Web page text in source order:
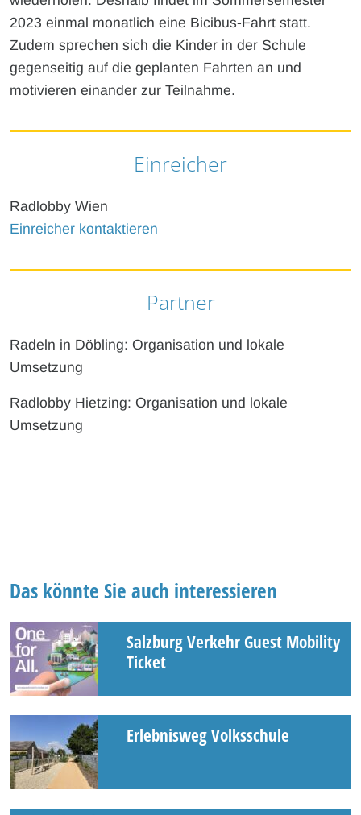
2023 einmal monatlich eine Bicibus-Fahrt statt.
Zudem sprechen sich die Kinder in der Schule
gegenseitig auf die geplanten Fahrten an und
motivieren einander zur Teilnahme.
Einreicher
Radlobby Wien
Einreicher kontaktieren
Partner
Radeln in Döbling: Organisation und lokale
Umsetzung
Radlobby Hietzing: Organisation und lokale
Umsetzung
Das könnte Sie auch interessieren
Salzburg Verkehr Guest Mobility
Ticket
Erlebnisweg Volksschule